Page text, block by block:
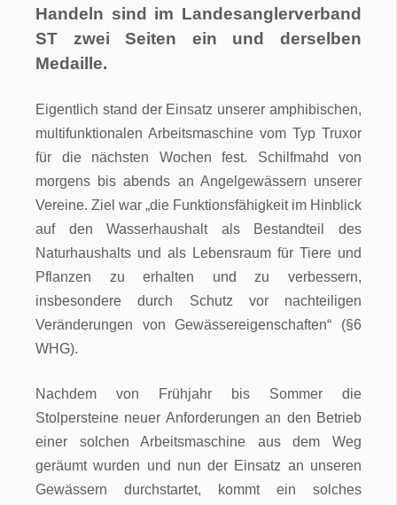
Handeln sind im Landesanglerverband
ST zwei Seiten ein und derselben
Medaille.
Eigentlich stand der Einsatz unserer amphibischen,
multifunktionalen Arbeitsmaschine vom Typ Truxor
für die nächsten Wochen fest. Schilfmahd von
morgens bis abends an Angelgewässern unserer
Vereine. Ziel war „die Funktionsfähigkeit im Hinblick
auf den Wasserhaushalt als Bestandteil des
Naturhaushalts und als Lebensraum für Tiere und
Pflanzen zu erhalten und zu verbessern,
insbesondere durch Schutz vor nachteiligen
Veränderungen von Gewässereigenschaften“ (§6
WHG).
Nachdem von Frühjahr bis Sommer die
Stolpersteine neuer Anforderungen an den Betrieb
einer solchen Arbeitsmaschine aus dem Weg
geräumt wurden und nun der Einsatz an unseren
Gewässern durchstartet, kommt ein solches